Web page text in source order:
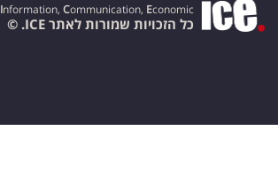
Information, Communication, Economic
כל הזכויות שמורות לאתר ICE. ©